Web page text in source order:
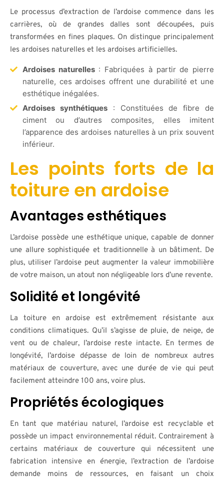
Le processus d’extraction de l’ardoise commence dans les
carrières, où de grandes dalles sont découpées, puis
transformées en fines plaques. On distingue principalement
les ardoises naturelles et les ardoises artificielles.
Ardoises naturelles: Fabriquées à partir de pierre
naturelle, ces ardoises offrent une durabilité et une
esthétique inégalées.
Ardoises synthétiques: Constituées de fibre de
ciment ou d’autres composites, elles imitent
l’apparence des ardoises naturelles à un prix souvent
inférieur.
Les points forts de la
toiture en ardoise
Avantages esthétiques
L’ardoise possède une esthétique unique, capable de donner
une allure sophistiquée et traditionnelle à un bâtiment. De
plus, utiliser l’ardoise peut augmenter la valeur immobilière
de votre maison, un atout non négligeable lors d’une revente.
Solidité et longévité
La toiture en ardoise est extrêmement résistante aux
conditions climatiques. Qu’il s’agisse de pluie, de neige, de
vent ou de chaleur, l’ardoise reste intacte. En termes de
longévité, l’ardoise dépasse de loin de nombreux autres
matériaux de couverture, avec une durée de vie qui peut
facilement atteindre 100 ans, voire plus.
Propriétés écologiques
En tant que matériau naturel, l’ardoise est recyclable et
possède un impact environnemental réduit. Contrairement à
certains matériaux de couverture qui nécessitent une
fabrication intensive en énergie, l’extraction de l’ardoise
demande moins de ressources, en faisant un choix